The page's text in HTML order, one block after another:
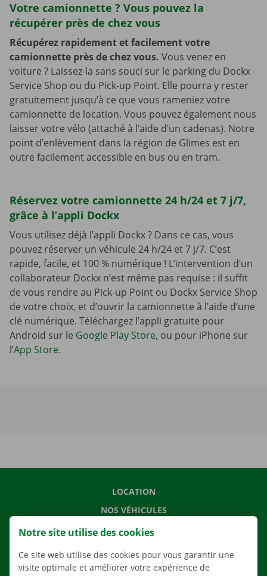
Votre camionnette ? Vous pouvez la
récupérer près de chez vous
Récupérez rapidement et facilement votre
camionnette près de chez vous. Vous venez en
voiture ? Laissez-la sans souci sur le parking du Dockx
Service Shop ou du Pick-up Point. Elle pourra y rester
gratuitement jusqu’à ce que vous rameniez votre
camionnette de location. Vous pouvez également nous
laisser votre vélo (attaché à l’aide d’un cadenas). Notre
point d’enlèvement dans la région de Glimes est en
outre facilement accessible en bus ou en tram.
Réservez votre camionnette 24 h/24 et 7 j/7,
grâce à l’appli Dockx
Vous utilisez déjà l’appli Dockx ? Dans ce cas, vous
pouvez réserver un véhicule 24 h/24 et 7 j/7. C’est
rapide, facile, et 100 % numérique ! L’intervention d’un
collaborateur Dockx n’est même pas requise : il suffit
de vous rendre au Pick-up Point ou Dockx Service Shop
de votre choix, et d’ouvrir la camionnette à l’aide d’une
clé numérique. Téléchargez l’appli gratuite pour
Android sur le Google Play Store, ou pour iPhone sur
l’App Store.
LOCATION
NOS VÉHICULES
NOS SERVICES
APPLI
Notre site utilise des cookies
Ce site web utilise des cookies pour vous garantir une
visite optimale et améliorer votre expérience de